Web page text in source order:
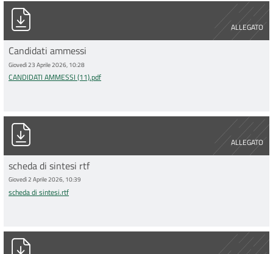
ALLEGATO
CANDIDATI AMMESSI (11).pdf
Candidati ammessi
Giovedì 23 Aprile 2026, 10:28
CANDIDATI AMMESSI (11).pdf
ALLEGATO
scheda di sintesi.rtf
scheda di sintesi rtf
Giovedì 2 Aprile 2026, 10:39
scheda di sintesi.rtf
modulo domanda.rtf